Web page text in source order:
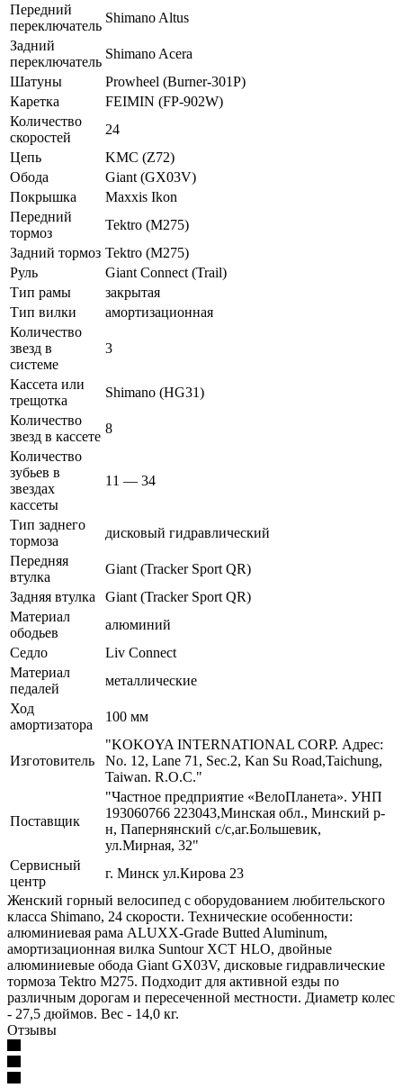
Передний
переключатель
Shimano Altus
Задний
переключатель
Shimano Acera
Шатуны
Prowheel (Burner-301P)
Каретка
FEIMIN (FP-902W)
Количество
скоростей
24
Цепь
KMC (Z72)
Обода
Giant (GX03V)
Покрышка
Maxxis Ikon
Передний
тормоз
Tektro (M275)
Задний тормоз Tektro (M275)
Руль
Giant Connect (Trail)
Тип рамы
закрытая
Тип вилки
амортизационная
Количество
звезд в
системе
3
Кассета или
трещотка
Shimano (HG31)
Количество
звезд в кассете
8
Количество
зубьев в
звездах
кассеты
11 — 34
Тип заднего
тормоза
дисковый гидравлический
Передняя
втулка
Giant (Tracker Sport QR)
Задняя втулка
Giant (Tracker Sport QR)
Материал
ободьев
алюминий
Седло
Liv Connect
Материал
педалей
металлические
Ход
амортизатора
100 мм
Изготовитель
"KOKOYA INTERNATIONAL CORP. Адрес:
No. 12, Lane 71, Sec.2, Kan Su Road,Taichung,
Taiwan. R.O.C."
Поставщик
"Частное предприятие «ВелоПланета». УНП
193060766 223043,Минская обл., Минский р-
н, Папернянский с/с,аг.Большевик,
ул.Мирная, 32"
Сервисный
центр
г. Минск ул.Кирова 23
Женский горный велосипед с оборудованием любительского
класса Shimano, 24 скорости. Технические особенности:
алюминиевая рама ALUXX-Grade Butted Aluminum,
амортизационная вилка Suntour XCT HLO, двойные
алюминиевые обода Giant GX03V, дисковые гидравлические
тормоза Tektro M275. Подходит для активной езды по
различным дорогам и пересеченной местности. Диаметр колес
- 27,5 дюймов. Вес - 14,0 кг.
Отзывы